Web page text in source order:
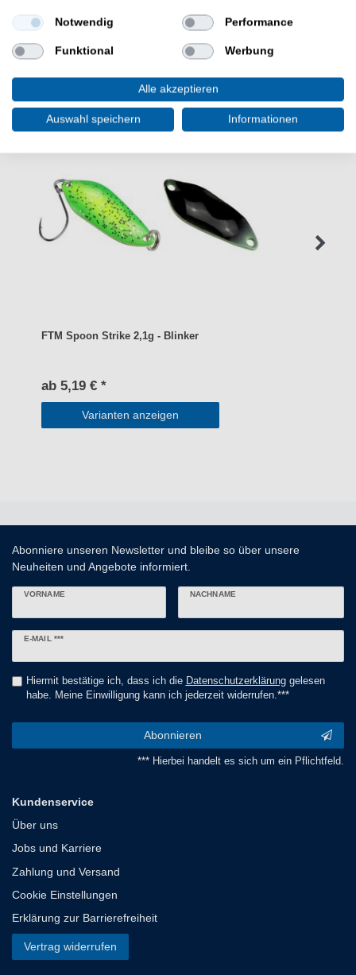
WEITERE INTERESSANTE ARTIKEL
FTM Spoon Strike 2,1g - Blinker
ab 5,19 € *
Varianten anzeigen
Abonniere unseren Newsletter und bleibe so über unsere
Neuheiten und Angebote informiert.
VORNAME NACHNAME
E-MAIL ***
Newsletter
Hiermit bestätige ich, dass ich die Daten­schutz­erklärunggelesen
habe. Meine Einwilligung kann ich jederzeit widerrufen.***
Abonnieren
*** Hierbei handelt es sich um ein Pflichtfeld.
Kundenservice
Über uns
Jobs und Karriere
Zahlung und Versand
Cookie Einstellungen
Erklärung zur Barrierefreiheit
Vertrag widerrufen
Notwendig Performance
Funktional Werbung
Alle akzeptieren
Auswahl speichern Informationen